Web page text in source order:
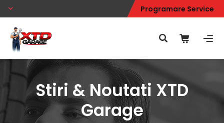
Programare Service
Stiri & Noutati XTD
Garage